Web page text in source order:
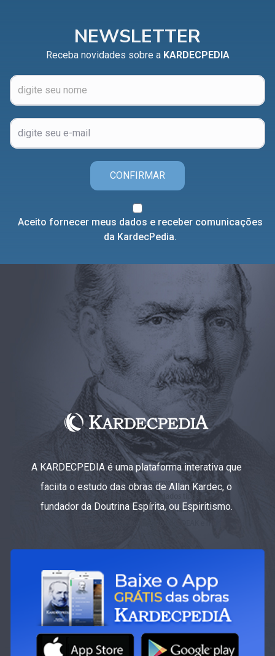
NEWSLETTER
Receba novidades sobre a KARDECPEDIA
CONFIRMAR
Aceito fornecer meus dados e receber comunicações
da KardecPedia.
A KARDECPEDIA é uma plataforma interativa que
faciita o estudo das obras de Allan Kardec, o
fundador da Doutrina Espírita, ou Espiritismo.